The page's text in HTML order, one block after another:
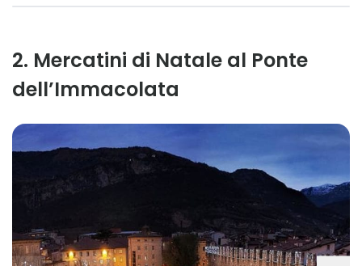
2. Mercatini di Natale al Ponte
dell’Immacolata